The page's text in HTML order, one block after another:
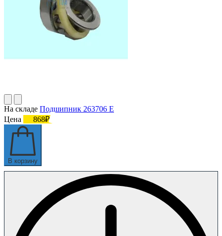
На складе Подшипник 263706 Е
Цена
868₽
В корзину